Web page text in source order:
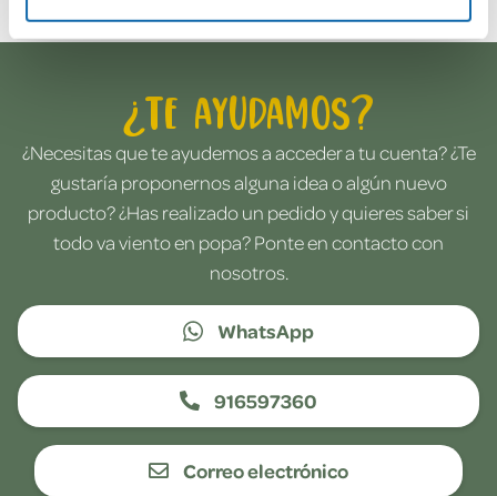
¿Te ayudamos?
¿Necesitas que te ayudemos a acceder a tu cuenta? ¿Te
gustaría proponernos alguna idea o algún nuevo
producto? ¿Has realizado un pedido y quieres saber si
todo va viento en popa? Ponte en contacto con
nosotros.
WhatsApp
916597360
Correo electrónico